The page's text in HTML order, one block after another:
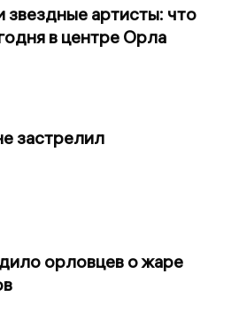
звездные артисты: что
в центре Орла
застрелил
орловцев о жаре